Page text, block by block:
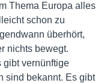
Thema Europa alles
schon zu
überhört,
nichts bewegt.
gibt vernünftige
sind bekannt. Es gibt